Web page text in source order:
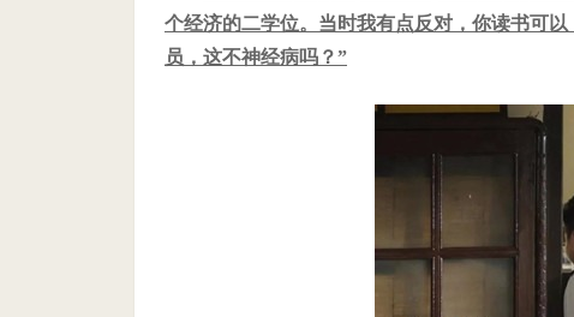
个经济的二学位。当时我有点反对，你读书可
员，这不神经病吗？”